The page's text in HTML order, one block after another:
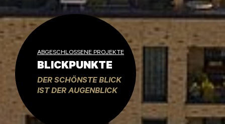
ABGESCHLOSSENE PROJEKTE
BLICKPUNKTE
DER SCHÖNSTE BLICK
IST DER AUGENBLICK